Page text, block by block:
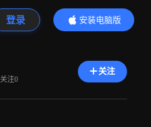
登录
安装电脑版
内容更精彩
关注0
关注